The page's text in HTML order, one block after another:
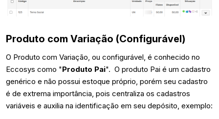
Produto com Variação (Configurável)
O Produto com Variação, ou configurável, é conhecido no
Eccosys como "Produto Pai". O produto Pai é um cadastro
genérico e não possui estoque próprio, porém seu cadastro
é de extrema importância, pois centraliza os cadastros
variáveis e auxilia na identificação em seu depósito, exemplo: